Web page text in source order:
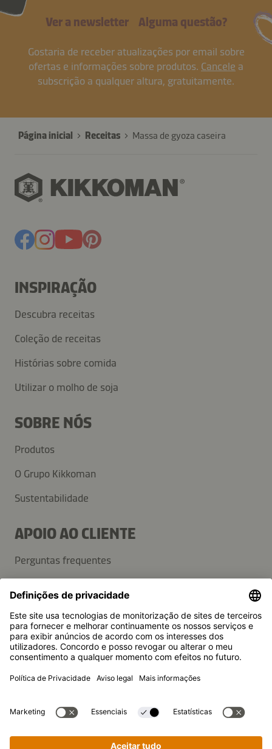
Ver a newsletter Alguma questão?
Gostaria de receber atualizações por email sobre
ofertas e informações sobre produtos. Cancele a
subscrição a qualquer altura, gratuitamente.
Página inicial Receitas Massa de gyoza caseira
INSPIRAÇÃO
Descubra receitas
Coleção de receitas
Histórias sobre comida
Utilizar o molho de soja
SOBRE NÓS
Produtos
O Grupo Kikkoman
Sustentabilidade
APOIO AO CLIENTE
Perguntas frequentes
Newsletter
Imprensa
A Kikkoman é uma marca registada da Kikkoman Corporation,
© Kikkoman Trading Europe GmbH 2023 – 2026
Theodorstraße 180, 40472 Düsseldorf, Alemanha
Definições de privacidade